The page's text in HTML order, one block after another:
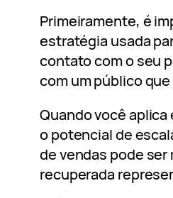
Primeiramente, é
estratégia usada
contato com o seu
com um público
Quando você
o potencial de
de vendas pode ser
recuperada